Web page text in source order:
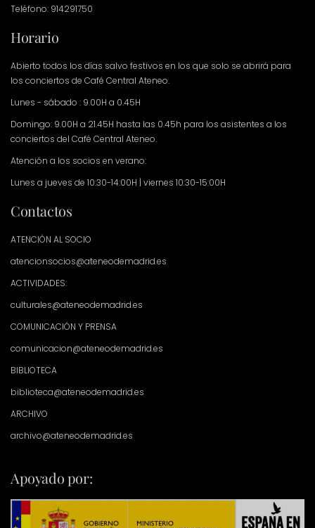
Teléfono: 914291750
Horario
Abierto todos los días salvo festivos en los que solo se abrirá para
los conciertos de Café Central Ateneo.
Lunes - sábado : 9.00H a 0.45H
Domingo: 9.00H a 21.45H hasta las 0.45h para los asistentes a los
conciertos del Café Central Ateneo.
Atención a los socios en verano:
Lunes a jueves de 10:30-14:00H | viernes 10:30-15:00H
Contactos
ATENCIÓN AL SOCIO
atencionsocios@ateneodemadrid.es
ACTIVIDADES:
culturales@ateneodemadrid.es
COMUNICACIÓN Y PRENSA
comunicacion@ateneodemadrid.es
BIBLIOTECA
biblioteca@ateneodemadrid.es
ARCHIVO
archivo@ateneodemadrid.es
Apoyado por: